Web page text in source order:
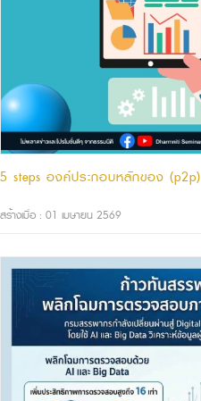
5 steps องค์ประกอบหลักของ (p2p)
สร้างเมื่อ : 01 เมษายน 2569